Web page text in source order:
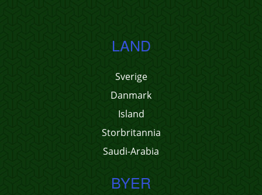
LAND
Sverige
Danmark
Island
Storbritannia
Saudi-Arabia
BYER